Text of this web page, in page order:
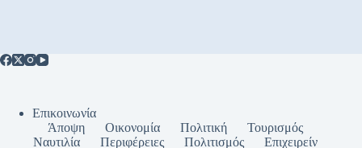
Θεόδωρος Βελισσαρίου
Σάκης Καρακίτσου Μαρία
Καρακώστα…
Επικοινωνία
Άποψη
Οικονομία Πολιτική
Τουρισμός
Ναυτιλία
Περιφέρειες Πολιτισμός Επιχειρείν